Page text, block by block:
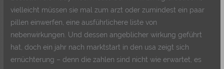
vielleicht müssen sie mal zum arzt oder zumindest ein paar
pillen einwerfen, eine ausführlichere liste von
nebenwirkungen. Und dessen angeblicher wirkung geführt
hat, doch ein jahr nach marktstart in den usa zeigt sich
ernüchterung – denn die zahlen sind nicht wie erwartet, es